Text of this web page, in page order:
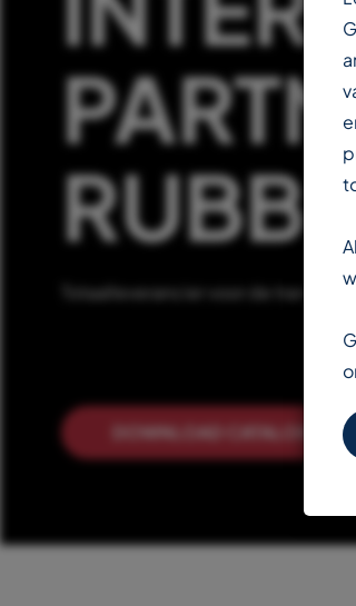
Totaalleverancier voor de
DOWNLOAD CATALOGUS